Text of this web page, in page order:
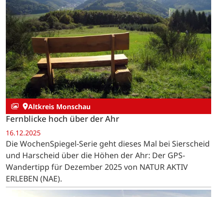
Altkreis Monschau
Fernblicke hoch über der Ahr
16.12.2025
Die WochenSpiegel-Serie geht dieses Mal bei Sierscheid
und Harscheid über die Höhen der Ahr: Der GPS-
Wandertipp für Dezember 2025 von NATUR AKTIV
ERLEBEN (NAE).